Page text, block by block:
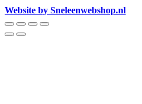
Website by Sneleenwebshop.nl